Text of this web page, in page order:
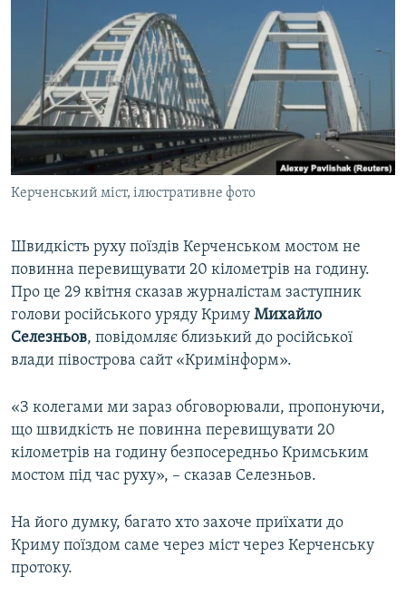
ДЕПОРТАЦІЯ
ВІДЕОУРОКИ «ELIFBE»
СВІДЧЕННЯ ОКУПАЦІЇ
УКРАЇНСЬКА ПРОБЛЕМА КРИМУ
ІНФОГРАФІКА
ЯК ОБІЙТИ БЛОКУВАННЯ
Русский
Qırımtatar
ДОЛУЧАЙСЯ!
Усі сайти RFE/RL
Керченський міст, ілюстративне фото
Швидкість руху поїздів Керченськом мостом не
повинна перевищувати 20 кілометрів на годину.
Про це 29 квітня сказав журналістам заступник
голови російського уряду Криму Михайло
Селезньов, повідомляє близький до російської
влади півострова сайт «Кримінформ».
«З колегами ми зараз обговорювали, пропонуючи,
що швидкість не повинна перевищувати 20
кілометрів на годину безпосередньо Кримським
мостом під час руху», – сказав Селезньов.
На його думку, багато хто захоче приїхати до
Криму поїздом саме через міст через Керченську
протоку.